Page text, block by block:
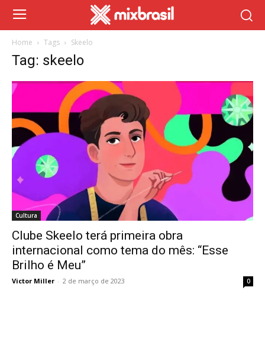
Home Tags Skeelo
Tag: skeelo
Cultura
Clube Skeelo terá primeira obra
internacional como tema do mês: “Esse
Brilho é Meu”
Victor Miller - 2 de março de 2023 0